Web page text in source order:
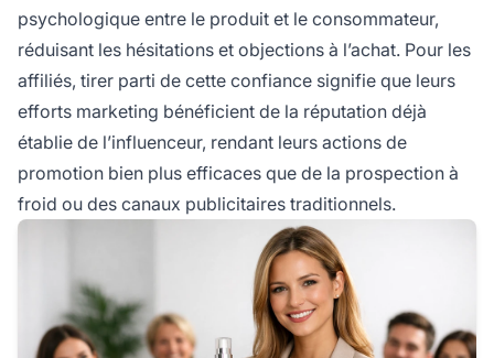
psychologique entre le produit et le consommateur,
réduisant les hésitations et objections à l’achat. Pour les
affiliés, tirer parti de cette confiance signifie que leurs
efforts marketing bénéficient de la réputation déjà
établie de l’influenceur, rendant leurs actions de
promotion bien plus efficaces que de la prospection à
froid ou des canaux publicitaires traditionnels.